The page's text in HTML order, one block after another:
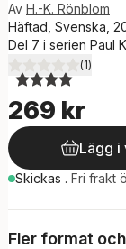
Av H.-K. Rönblom
Häftad, Svenska,
Del 7 i serien Paul
4,0utav 5 stjärnor.
(1)
269 kr
Lägg i
Skickas . Fri frakt
Fler format